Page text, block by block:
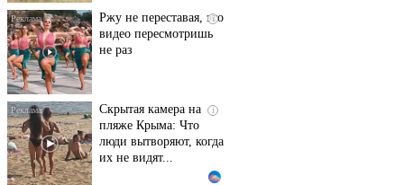
i
Ржу не переставая, это
видео пересмотришь
не раз
i
Скрытая камера на
пляже Крыма: Что
люди вытворяют, когда
их не видят...